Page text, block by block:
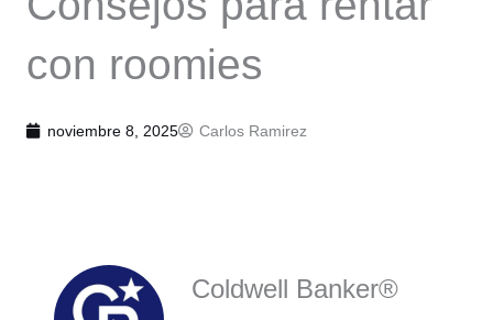
con roomies
noviembre 8, 2025 Carlos Ramirez
Coldwell Banker®